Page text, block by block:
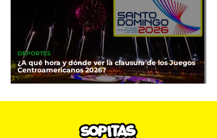
DEPORTES
¿A qué hora y dónde ver la clausura de los Juegos
Centroamericanos 2026?